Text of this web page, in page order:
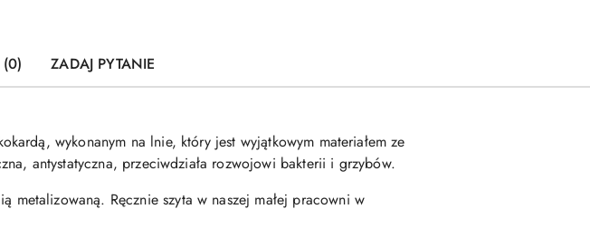
ZADAJ PYTANIE
wykonanym na lnie, który jest wyjątkowym materiałem ze
antystatyczna, przeciwdziała rozwojowi bakterii i grzybów.
metalizowaną. Ręcznie szyta w naszej małej pracowni w